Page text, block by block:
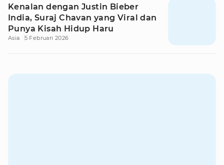
Kenalan dengan Justin Bieber
India, Suraj Chavan yang Viral dan
Punya Kisah Hidup Haru
Asia 5 Februari 2026